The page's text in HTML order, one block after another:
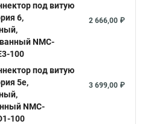
под витую
6,
NMC-
100
2 666,00 ₽
под витую
5е,
NMC-
100
3 699,00 ₽